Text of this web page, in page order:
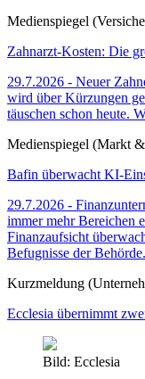
Medienspiegel
Zahnarzt-Kosten: Die
29.7.2026 - Neuer
wird über Kürzungen
täuschen schon heute.
Medienspiegel (Markt
Bafin überwacht KI-
29.7.2026 -
immer mehr Bereichen
Finanzaufsicht
Befugnisse der Behörde.
Kurzmeldung
Ecclesia übernimmt
Bild: Ecclesia